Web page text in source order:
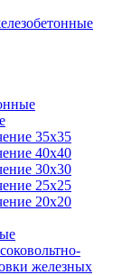
35x35
40x40
30x30
25x25
20x20
железных